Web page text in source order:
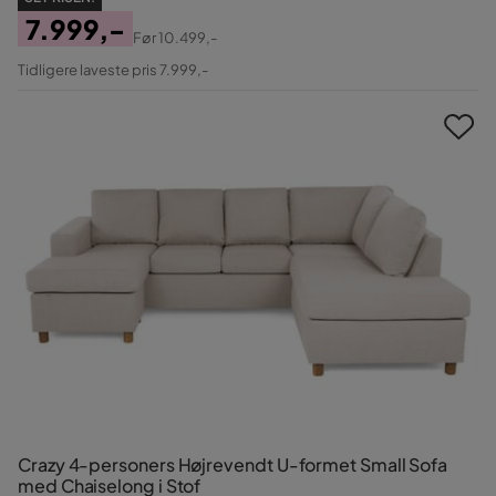
Pris
7.999,-
Original
Før10.499,-
Tidligere laveste pris 7.999,-
Crazy 4-personers Højrevendt U-formet Small Sofa
med Chaiselong i Stof